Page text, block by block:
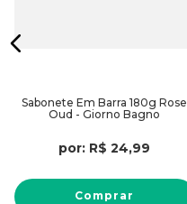
Sabonete Em Barra 180g Rose
Oud - Giorno Bagno
por: R$ 24,99
Comprar